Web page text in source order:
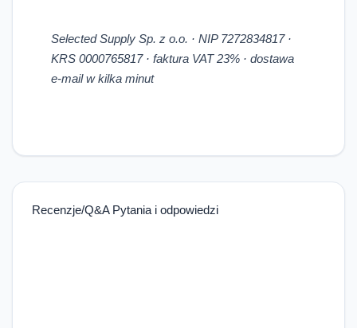
Selected Supply Sp. z o.o. · NIP 7272834817 ·
KRS 0000765817 · faktura VAT 23% · dostawa
e-mail w kilka minut
Recenzje/Q&A Pytania i odpowiedzi